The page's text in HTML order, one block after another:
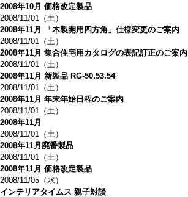
2008年10月 価格改定製品
2008/11/01（土）
2008年11月 「木製開用四方角」仕様変更のご案内
2008/11/01（土）
2008年11月 集合住宅用カタログの表記訂正のご案内
2008/11/01（土）
2008年11月 新製品 RG-50.53.54
2008/11/01（土）
2008年11月 年末年始日程のご案内
2008/11/01（土）
2008年11月
2008/11/01（土）
2008年11月廃番製品
2008/11/01（土）
2008年11月 価格改定製品
2008/11/05（水）
インテリアタイムス 親子対談